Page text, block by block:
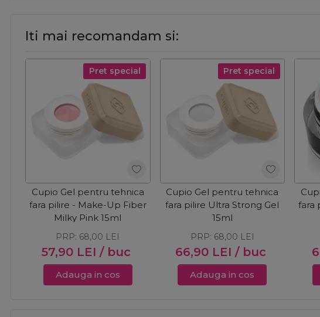
Iti mai recomandam si:
Pret special
Cupio Gel pentru tehnica
fara pilire - Make-Up Fiber
Milky Pink 15ml
57,90 LEI / buc
PRP: 68,00 LEI
Adauga in cos
Pret special
Cupio Gel pentru tehnica
fara pilire Ultra Strong Gel
15ml
66,90 LEI / buc
PRP: 68,00 LEI
Adauga in cos
fara